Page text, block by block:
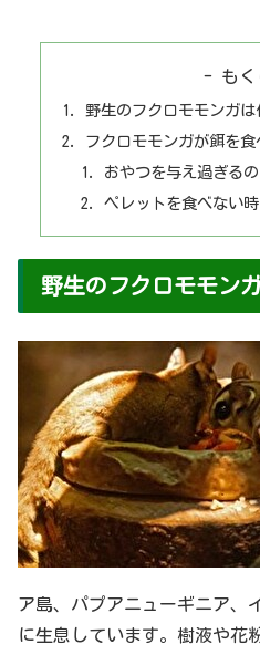
- も
野生のフクロモモンガは
フクロモモンガが餌を
おやつを与え過ぎるの
ペレットを食べない
野生のフクロモモン
ア島、パプアニューギニア、
に生息しています。樹液や花